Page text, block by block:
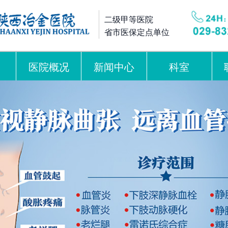
二级甲等医院
省市医保定点单位
医院概况 新闻中心 科室